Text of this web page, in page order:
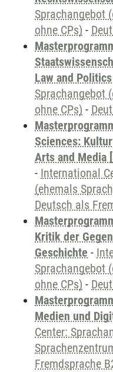
Sprachangebot
ohne CPs) -
Law and Politics
Sprachangebot
ohne CPs) -
Sciences:
Arts and Media
- International
(ehemals
Deutsch als
Kritik der
Geschichte -
Sprachangebot
ohne CPs) -
Medien und
Center:
Fremdsprache